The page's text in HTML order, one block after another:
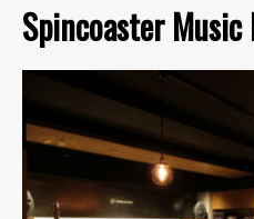
Spincoaster